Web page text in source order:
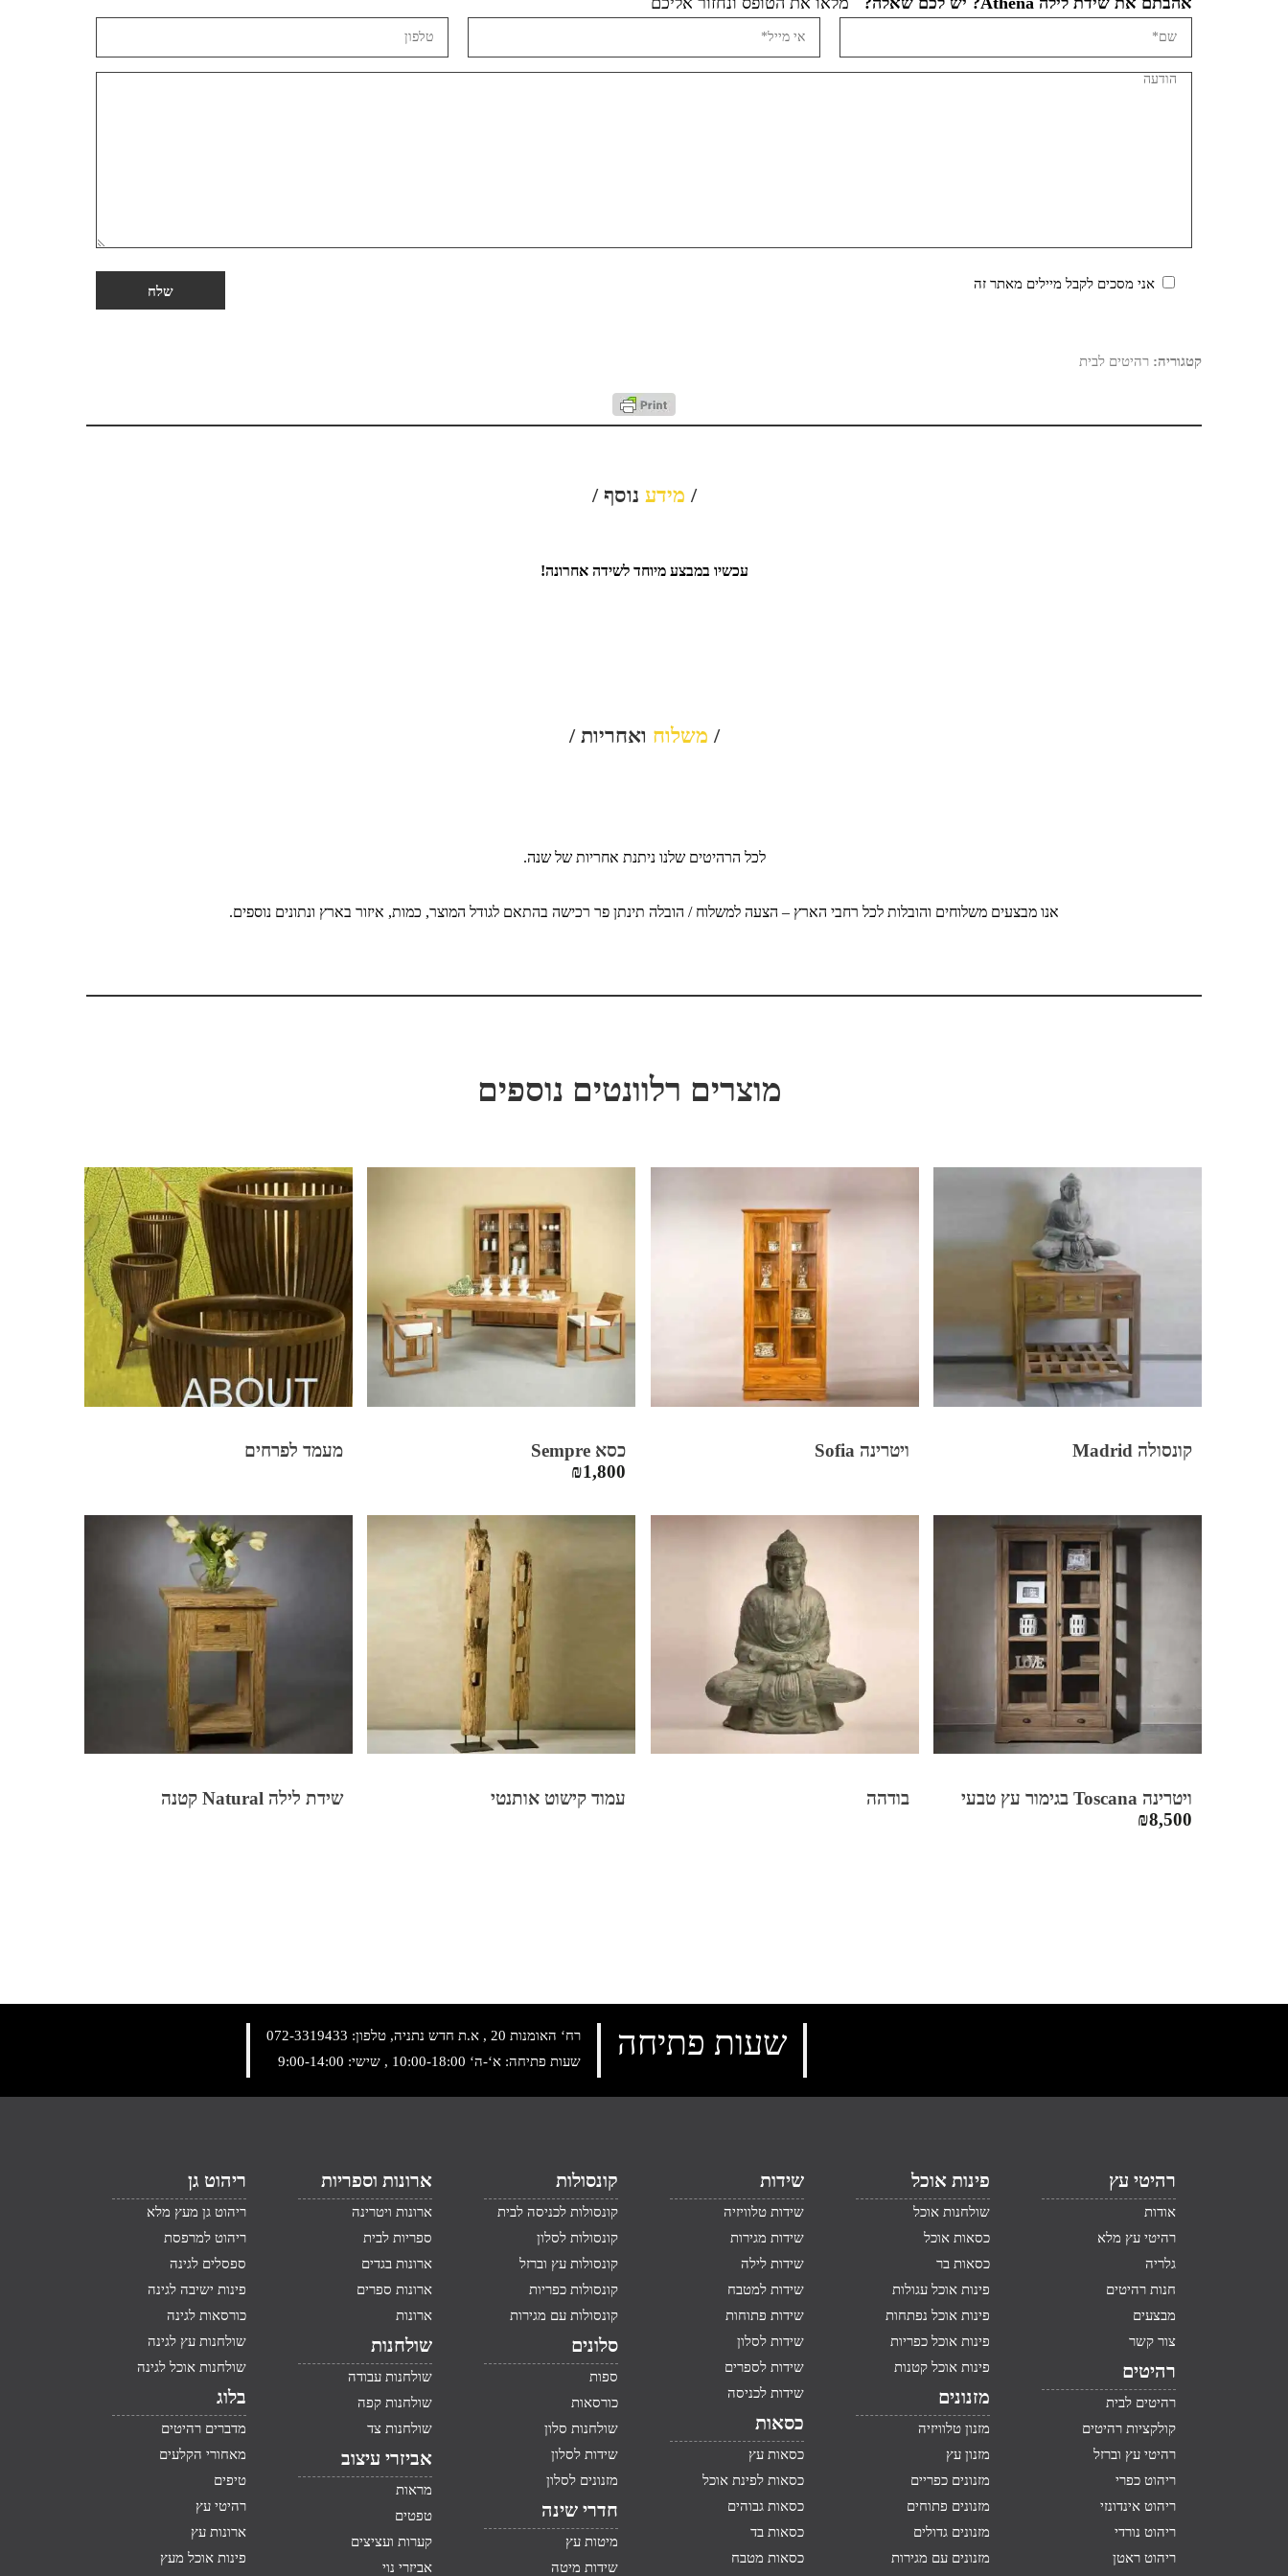
אני מסכים לקבל מיילים מאתר זה
קטגוריה: רהיטים לבית
/ מידע נוסף /
עכשיו במבצע מיוחד לשידה אחרונה!
/ משלוח ואחריות /
לכל הרהיטים שלנו ניתנת אחריות של שנה.
אנו מבצעים משלוחים והובלות לכל רחבי הארץ – הצעה למשלוח / הובלה תינתן פר רכישה בהתאם לגודל המוצר, כמות, איזור בארץ ונתונים נוספים.
מוצרים רלוונטים נוספים
קונסולה Madrid ויטרינה Sofia
כסא Sempre
₪1,800
מעמד לפרחים
ויטרינה Toscana בגימור עץ טבעי
₪8,500
בודהה עמוד קישוט אותנטי שידת לילה Natural קטנה
רח‘ האומנות 20 , א.ת חדש נתניה, טלפון:
072-3319433
שעות פתיחה: א‘-ה‘ 10:00-18:00 , שישי: 9:00-14:00
שעות פתיחה
רהיטי עץ
אודות
רהיטי עץ מלא
גלריה
חנות רהיטים
מבצעים
צור קשר
רהיטים
רהיטים לבית
קולקציות רהיטים
רהיטי עץ וברזל
ריהוט כפרי
ריהוט אינדונזי
ריהוט נורדי
ריהוט ראטן
פינות אוכל
שולחנות אוכל
כסאות אוכל
כסאות בר
פינות אוכל עגולות
פינות אוכל נפתחות
פינות אוכל כפריות
פינות אוכל קטנות
מזנונים
מזנון טלוויזיה
מזנון עץ
מזנונים כפריים
מזנונים פתוחים
מזנונים גדולים
מזנונים עם מגירות
שידות
שידות טלוויזיה
שידות מגירות
שידות לילה
שידות למטבח
שידות פתוחות
שידות לסלון
שידות לספרים
שידות לכניסה
כסאות
כסאות עץ
כסאות לפינת אוכל
כסאות גבוהים
כסאות בד
כסאות מטבח
קונסולות
קונסולות לכניסה לבית
קונסולות לסלון
קונסולות עץ וברזל
קונסולות כפריות
קונסולות עם מגירות
סלונים
ספות
כורסאות
שולחנות סלון
שידות לסלון
מזנונים לסלון
חדרי שינה
מיטות עץ
שידות מיטה
ארונות וספריות
ארונות ויטרינה
ספריות לבית
ארונות בגדים
ארונות ספרים
ארונות
שולחנות
שולחנות עבודה
שולחנות קפה
שולחנות צד
אביזרי עיצוב
מראות
טפטים
קערות ועציצים
אביזרי נוי
ריהוט גן
ריהוט גן מעץ מלא
ריהוט למרפסת
ספסלים לגינה
פינות ישיבה לגינה
כורסאות לגינה
שולחנות עץ לגינה
שולחנות אוכל לגינה
בלוג
מדברים רהיטים
מאחורי הקלעים
טיפים
רהיטי עץ
ארונות עץ
פינות אוכל מעץ